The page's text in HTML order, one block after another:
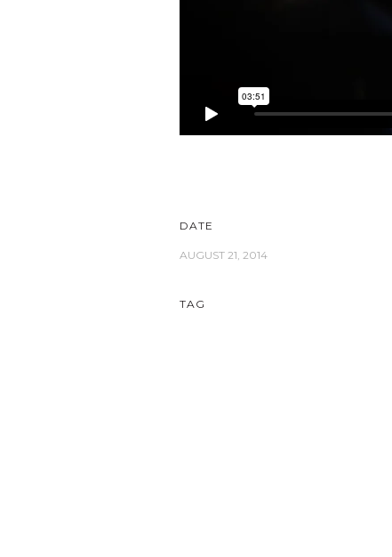
DATE
AUGUST 21, 2014
TAG